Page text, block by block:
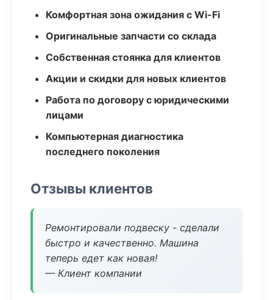
Комфортная зона ожидания с Wi-Fi
Оригинальные запчасти со склада
Собственная стоянка для клиентов
Акции и скидки для новых клиентов
Работа по договору с юридическими
лицами
Компьютерная диагностика
последнего поколения
Отзывы клиентов
Ремонтировали подвеску - сделали
быстро и качественно. Машина
теперь едет как новая!
— Клиент компании